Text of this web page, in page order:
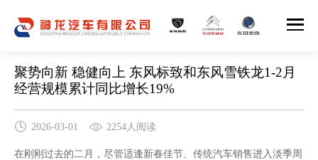
聚势向新 稳健向上 东风标致和东风雪铁龙1-2月
经营规模累计同比增长19%
2026-03-01 2254人阅读
在刚刚过去的二月，尽管适逢新春佳节、传统汽车销售进入淡季周